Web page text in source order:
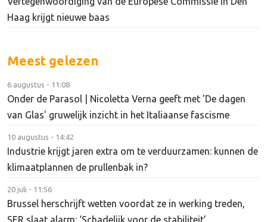
Haag krijgt nieuwe baas
Meest gelezen
6 augustus - 11:08
Onder de Parasol | Nicoletta Verna geeft met 'De dagen
van Glas' gruwelijk inzicht in het Italiaanse fascisme
10 augustus - 14:42
Industrie krijgt jaren extra om te verduurzamen: kunnen de
klimaatplannen de prullenbak in?
20 juli - 11:56
Brussel herschrijft wetten voordat ze in werking treden,
SER slaat alarm: ‘Schadelijk voor de stabiliteit’